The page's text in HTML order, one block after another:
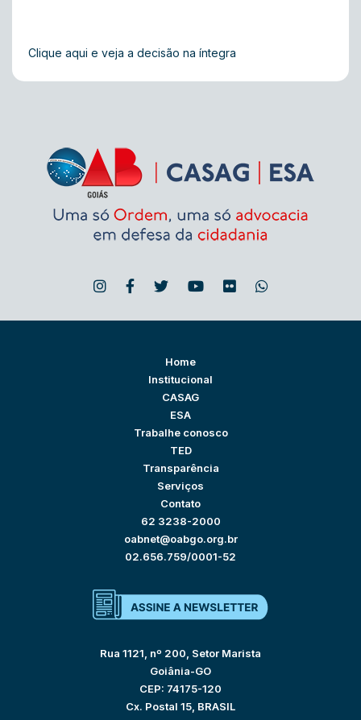
Clique aqui e veja a decisão na íntegra
Home
Institucional
CASAG
ESA
Trabalhe conosco
TED
Transparência
Serviços
Contato
62 3238-2000
oabnet@oabgo.org.br
02.656.759/0001-52
Rua 1121, nº 200, Setor Marista
Goiânia-GO
CEP: 74175-120
Cx. Postal 15, BRASIL